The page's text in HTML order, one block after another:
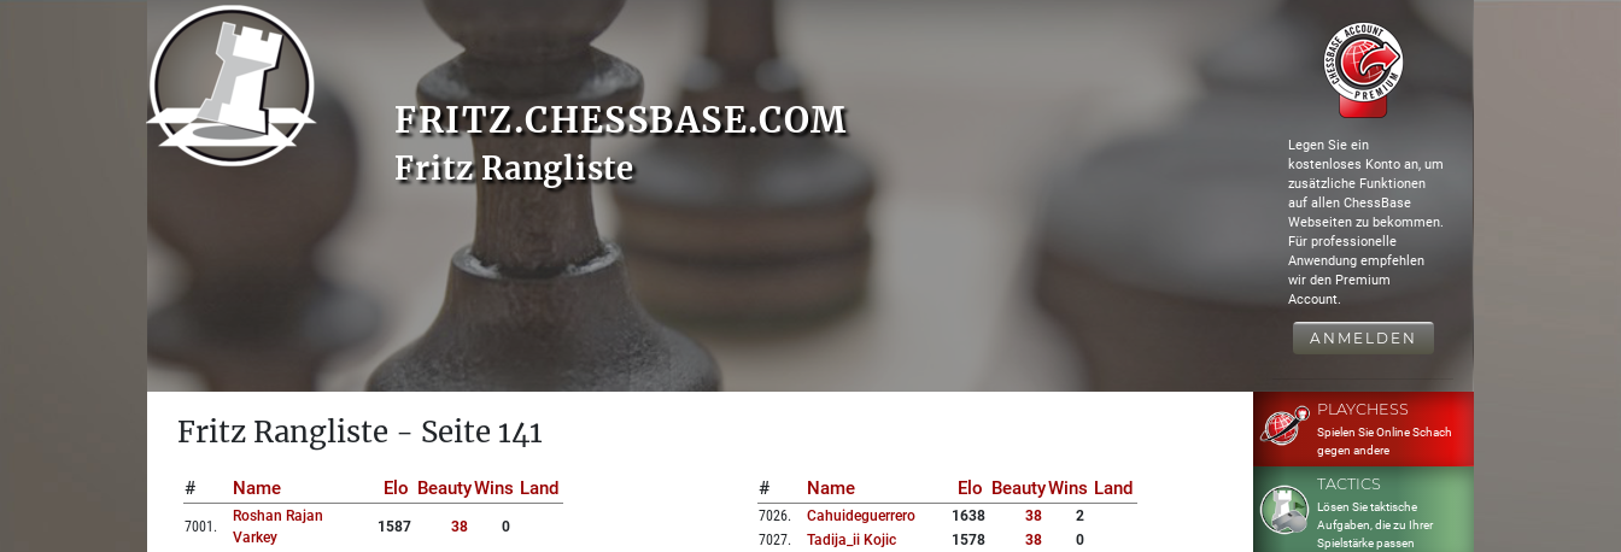
FRITZ.CHESSBASE.COM
Fritz Rangliste
Legen Sie ein
kostenloses Konto an, um
zusätzliche Funktionen
auf allen ChessBase
Webseiten zu bekommen.
Für professionelle
Anwendung empfehlen
wir den Premium
Account.
ANMELDEN
Fritz Rangliste - Seite 141
# Name Elo BeautyWins Land
7001 .
Roshan Rajan
Varkey
1587 38 0
# Name Elo BeautyWins Land
7026. Cahuideguerrero 1638 38
2
7027. Tadija_ii Kojic 1578 38
0
PLAYCHESS
Spielen Sie Online Schach
gegen andere
TACTICS
Lösen Sie taktische
Aufgaben, die zu Ihrer
Spielstärke passen